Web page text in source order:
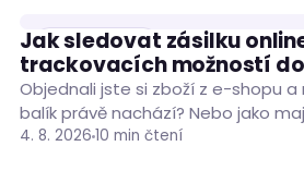
RADY A TIPY
Jak sledovat zásilku
trackovacích možností
Objednali jste si zboží z e-shopu a
balík právě nachází? Nebo jako
porovnáváte trackovací možnosti
4. 8. 2026 10 min čtení